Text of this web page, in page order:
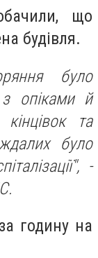
що
будівля.
було
з опіками й
та
було
-
годину на